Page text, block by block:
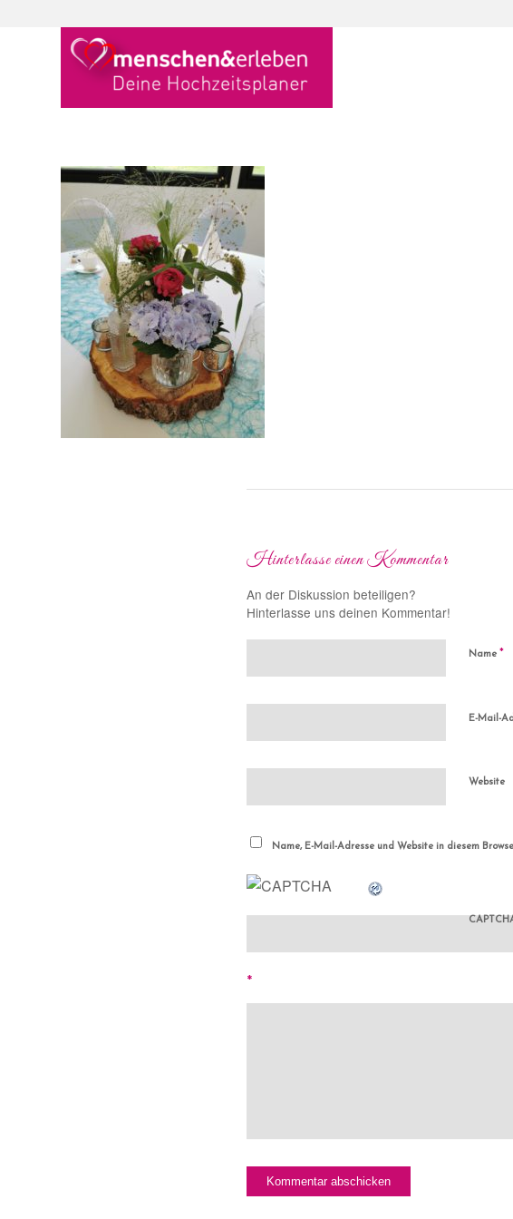
Hinterlasse einen Kommentar
An der Diskussion beteiligen?
Hinterlasse uns deinen Kommentar!
Name *
E-Mail-
Website
Name, E-Mail-Adresse und Website in diesem
*